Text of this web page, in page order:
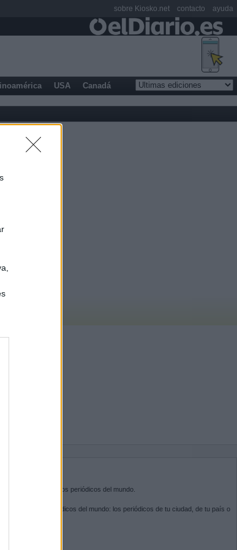
USA Canadá
puerta de entrada a los periódicos del mundo.
de los periódicos del mundo: los periódicos de tu ciudad, de tu país o
mundo.
sobre Kiosko.net contacto ayuda